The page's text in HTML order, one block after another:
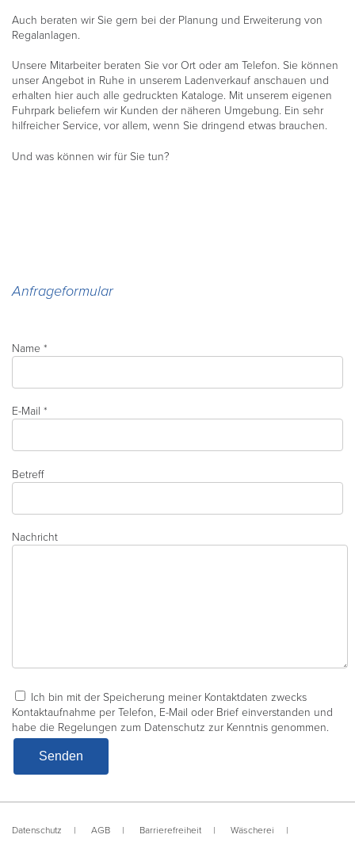
Auch beraten wir Sie gern bei der Planung und Erweiterung von
Regalanlagen.
Unsere Mitarbeiter beraten Sie vor Ort oder am Telefon. Sie können
unser Angebot in Ruhe in unserem Ladenverkauf anschauen und
erhalten hier auch alle gedruckten Kataloge. Mit unserem eigenen
Fuhrpark beliefern wir Kunden der näheren Umgebung. Ein sehr
hilfreicher Service, vor allem, wenn Sie dringend etwas brauchen.
Und was können wir für Sie tun?
Anfrageformular
Name *
E-Mail *
Betreff
Nachricht
Ich bin mit der Speicherung meiner Kontaktdaten zwecks
Kontaktaufnahme per Telefon, E-Mail oder Brief einverstanden und
habe die Regelungen zum Datenschutz zur Kenntnis genommen.
Datenschutz AGB Barrierefreiheit
Wäscherei